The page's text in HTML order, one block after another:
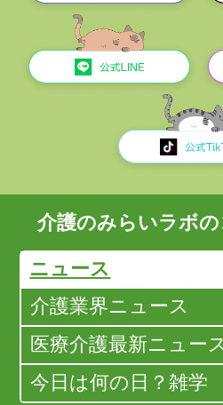
介護のみらいラボ
ニュース
介護業界ニュース
医療介護最新ニュー
今日は何の日？雑学